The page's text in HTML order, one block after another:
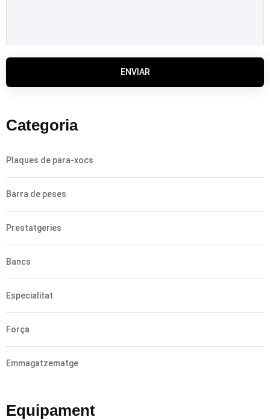
ENVIAR
Categoria
Plaques de para-xocs
Barra de peses
Prestatgeries
Bancs
Especialitat
Força
Emmagatzematge
Equipament